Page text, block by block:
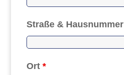
Straße & Hausnummer
Ort *